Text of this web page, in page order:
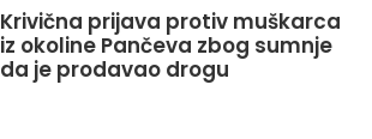
Krivična prijava protiv muškarca
iz okoline Pančeva zbog sumnje
da je prodavao drogu